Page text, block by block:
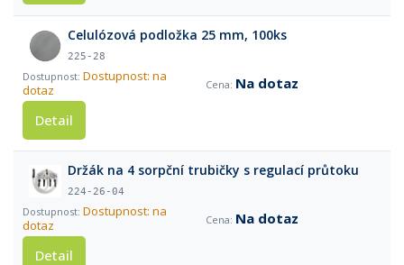
Celulózová podložka 25 mm, 100ks
225-28
Dostupnost: na
dotaz
Na dotaz
Detail
Držák na 4 sorpční trubičky s regulací průtoku
224-26-04
Dostupnost: na
dotaz
Na dotaz
Detail